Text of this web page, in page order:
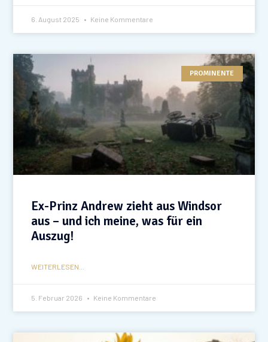
6. August 2025 Keine Kommentare
PROMINENTE
Ex-Prinz Andrew zieht aus Windsor
aus – und ich meine, was für ein
Auszug!
WEITERLESEN...
5. Februar 2026 Keine Kommentare